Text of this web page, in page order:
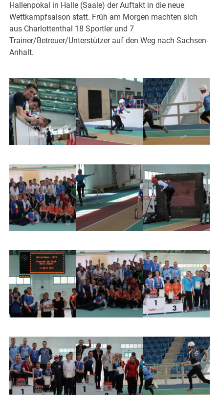
Hallenpokal in Halle (Saale) der Auftakt in die neue
Wettkampfsaison statt. Früh am Morgen machten sich
aus Charlottenthal 18 Sportler und 7
Trainer/Betreuer/Unterstützer auf den Weg nach Sachsen-
Anhalt.